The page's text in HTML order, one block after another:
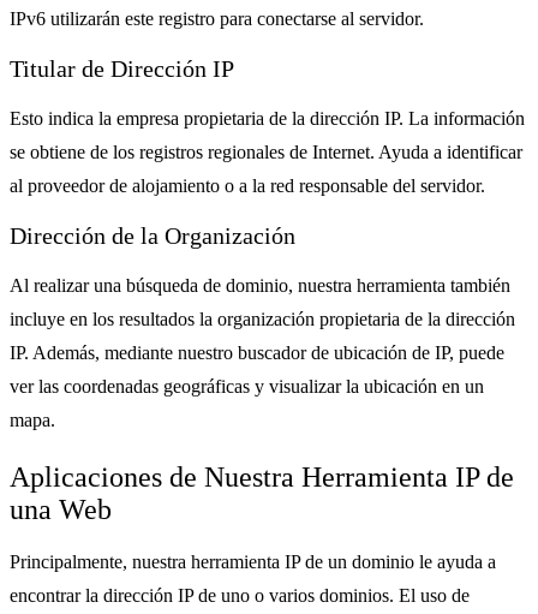
IPv6 utilizarán este registro para conectarse al servidor.
Titular de Dirección IP
Esto indica la empresa propietaria de la dirección IP. La información
se obtiene de los registros regionales de Internet. Ayuda a identificar
al proveedor de alojamiento o a la red responsable del servidor.
Dirección de la Organización
Al realizar una búsqueda de dominio, nuestra herramienta también
incluye en los resultados la organización propietaria de la dirección
IP. Además, mediante nuestro buscador de ubicación de IP, puede
ver las coordenadas geográficas y visualizar la ubicación en un
mapa.
Aplicaciones de Nuestra Herramienta IP de
una Web
Principalmente, nuestra herramienta IP de un dominio le ayuda a
encontrar la dirección IP de uno o varios dominios. El uso de